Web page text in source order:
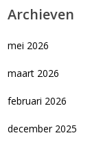
Archieven
mei 2026
maart 2026
februari 2026
december 2025